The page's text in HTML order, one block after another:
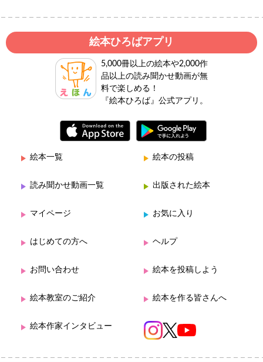
絵本ひろばアプリ
5,000冊以上の絵本や2,000作
品以上の読み聞かせ動画が無
料で楽しめる！
『絵本ひろば』公式アプリ。
絵本一覧 絵本の投稿
読み聞かせ動画一覧 出版された絵本
マイページ お気に入り
はじめての方へ ヘルプ
お問い合わせ 絵本を投稿しよう
絵本教室のご紹介 絵本を作る皆さんへ
絵本作家インタビュー